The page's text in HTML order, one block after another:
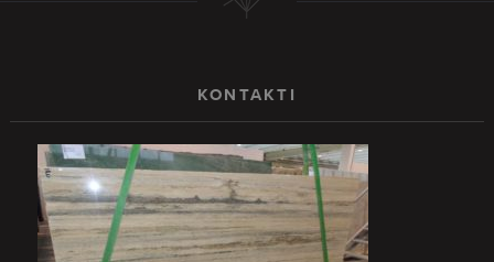
KONTAKTI